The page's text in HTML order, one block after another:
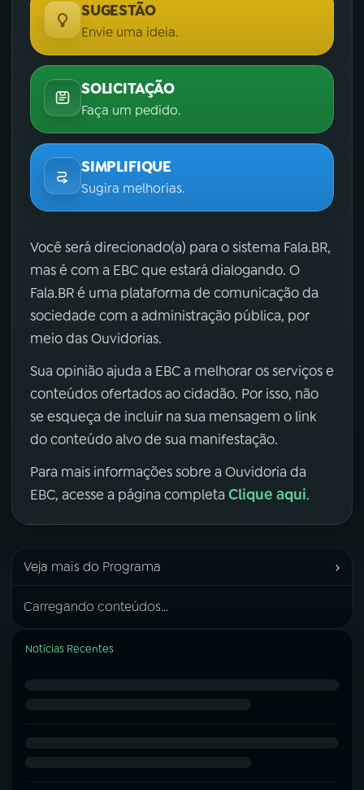
SUGESTÃO
Envie uma ideia.
SOLICITAÇÃO
Faça um pedido.
SIMPLIFIQUE
Sugira melhorias.
Você será direcionado(a) para o sistema Fala.BR,
mas é com a EBC que estará dialogando. O
Fala.BR é uma plataforma de comunicação da
sociedade com a administração pública, por
meio das Ouvidorias.
Sua opinião ajuda a EBC a melhorar os serviços e
conteúdos ofertados ao cidadão. Por isso, não
se esqueça de incluir na sua mensagem o link
do conteúdo alvo de sua manifestação.
Para mais informações sobre a Ouvidoria da
EBC, acesse a página completa Clique aqui.
Veja mais do Programa ›
Carregando conteúdos...
Notícias Recentes